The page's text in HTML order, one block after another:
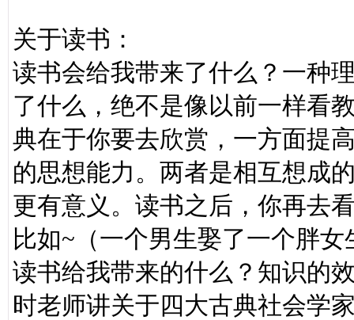
关于读书：
读书会给我带来了什么？一种
了什么，绝不是像以前一样看
典在于你要去欣赏，一方面提
的思想能力。两者是相互想成
更有意义。读书之后，你再去
比如~（一个男生娶了一个胖
读书给我带来的什么？知识的
时老师讲关于四大古典社会学